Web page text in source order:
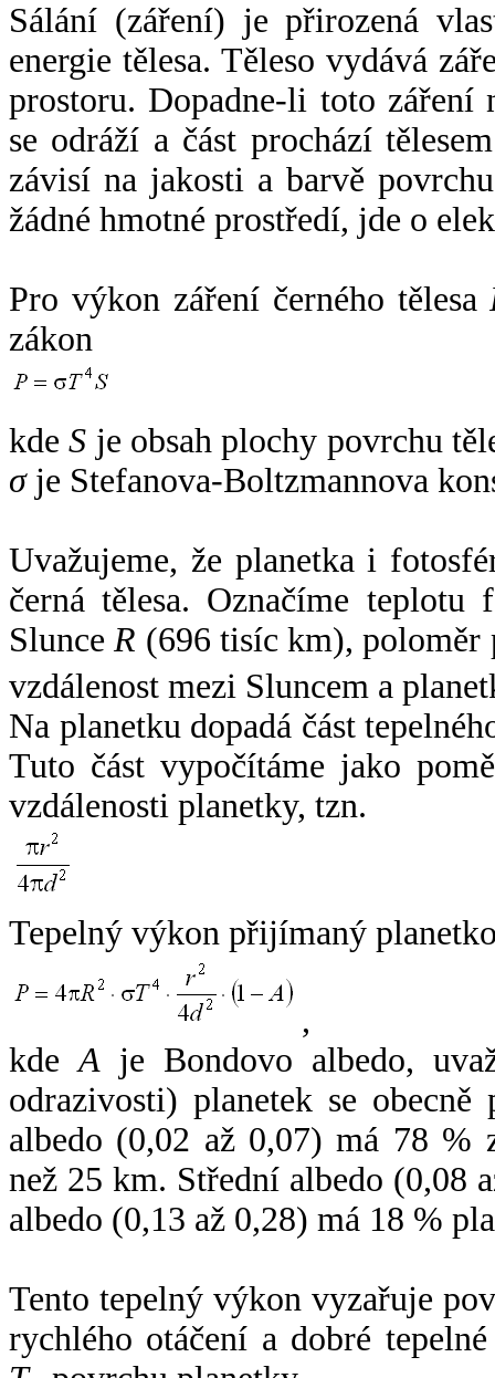
Sálání (záření) je přirozená
energie tělesa. Těleso vydává
prostoru. Dopadne-li toto záření
se odráží a část prochází
závisí na jakosti a barvě
žádné hmotné prostředí, jde o
Pro výkon záření černého tělesa
zákon
kdeS je obsah plochy povrchu
σje Stefanova-Boltzmannova
Uvažujeme, že planetka i
černá tělesa. Označíme
SlunceR (696 tisíc km),
vzdálenost mezi Sluncem a
Na planetku dopadá část
Tuto část vypočítáme jako
vzdálenosti planetky, tzn.
Tepelný výkon přijímaný
,
kdeA je Bondovo albedo,
odrazivosti) planetek se
albedo (0,02 až 0,07) má 78 %
než 25 km. Střední albedo (0,08
albedo (0,13 až 0,28) má 18 %
Tento tepelný výkon vyzařuje
rychlého otáčení a dobré